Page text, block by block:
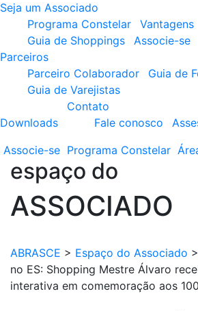
Seja um Associado
Programa Constelar
Vantagens
Guia de Shoppings
Associe-se
Parceiros
Parceiro Colaborador
Guia de
Guia de Varejistas
Downloads
Contato
Fale conosco
Associe-se Programa Constelar
espaço do
ASSOCIADO
ABRASCE > Espaço do Associado >
no ES: Shopping Mestre Álvaro
interativa em comemoração aos